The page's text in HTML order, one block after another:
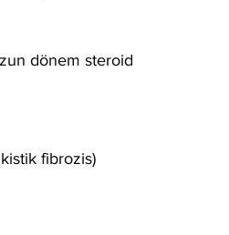
dönem steroid
fibrozis)